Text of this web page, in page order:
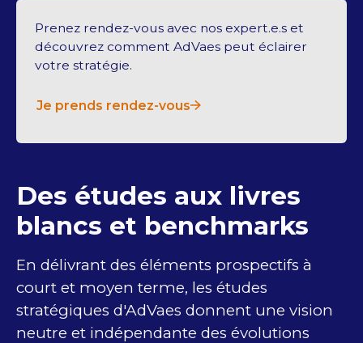
Prenez rendez-vous avec nos expert.e.s et
découvrez comment AdVaes peut éclairer
votre stratégie.
Je prends rendez-vous
Des études aux livres
blancs et benchmarks
En délivrant des éléments prospectifs à
court et moyen terme, les études
stratégiques d'AdVaes donnent une vision
neutre et indépendante des évolutions